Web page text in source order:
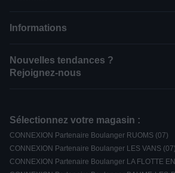
Informations
Nouvelles tendances ?
Rejoignez-nous
Sélectionnez votre magasin :
CONNEXION Partenaire Boulanger RUOMS (07)
CONNEXION Partenaire Boulanger LES VANS (07)
CONNEXION Partenaire Boulanger LA FLOTTE